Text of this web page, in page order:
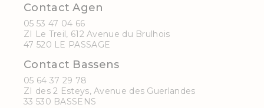
Contact Agen
05 53 47 04 66
ZI Le Treil, 612 Avenue du Brulhois
47 520 LE PASSAGE
Contact Bassens
05 64 37 29 78
ZI des 2 Esteys, Avenue des Guerlandes
33 530 BASSENS